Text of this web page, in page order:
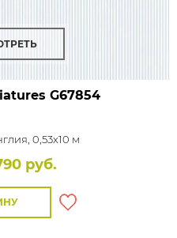
G67854
0,53x10 м
руб.